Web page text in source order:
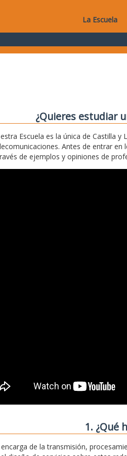
La Escuela
¿Quieres estudiar
Escuela es la única de Castilla
Antes de entrar
de ejemplos y opiniones de
1. ¿Qué
encarga de la transmisión,